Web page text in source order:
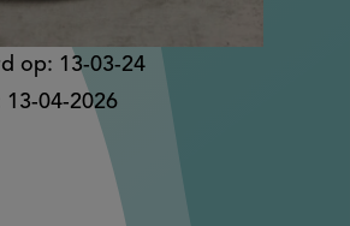
op: 13-03-24
13-04-2026